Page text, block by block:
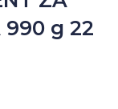
990 g 22